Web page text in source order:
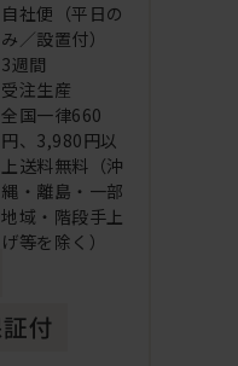
自社便（平日の
み／設置付）
3週間
受注生産
全国一律660
円、3,980円以
上送料無料（沖
縄・離島・一部
地域・階段手上
げ等を除く）